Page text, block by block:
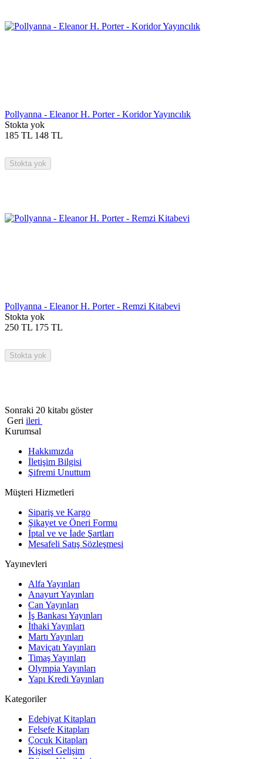
Pollyanna - Eleanor H. Porter - Koridor Yayıncılık
Stokta yok
185 TL 148 TL
Stokta yok
Pollyanna - Eleanor H. Porter - Remzi Kitabevi
Stokta yok
250 TL 175 TL
Stokta yok
Sonraki 20 kitabı göster
Geri ileri
Kurumsal
Hakkımızda
İletişim Bilgisi
Şifremi Unuttum
Müşteri Hizmetleri
Sipariş ve Kargo
Şikayet ve Öneri Formu
İptal ve ve İade Şartları
Mesafeli Satış Sözleşmesi
Yayınevleri
Alfa Yayınları
Anayurt Yayınları
Can Yayınları
İş Bankası Yayınları
İthaki Yayınları
Martı Yayınları
Maviçatı Yayınları
Timaş Yayınları
Olympia Yayınları
Yapı Kredi Yayınları
Kategoriler
Edebiyat Kitapları
Felsefe Kitapları
Çocuk Kitapları
Kişisel Gelişim